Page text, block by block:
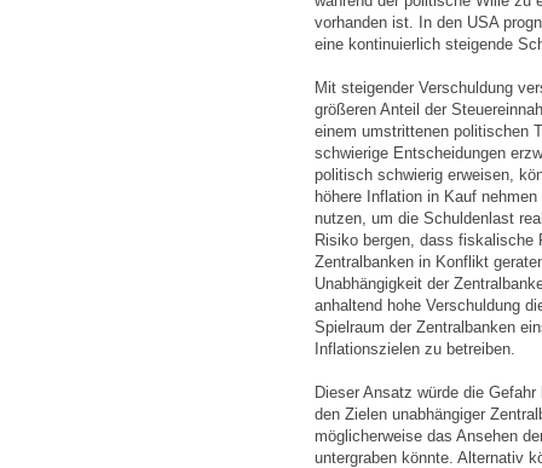
vorhanden ist. In den USA
eine kontinuierlich steigende
Mit steigender Verschuldung
größeren Anteil der
einem umstrittenen politischen
schwierige Entscheidungen
politisch schwierig erweisen,
höhere Inflation in Kauf
nutzen, um die Schuldenlast
Risiko bergen, dass fiskalische
Zentralbanken in Konflikt
Unabhängigkeit der
anhaltend hohe Verschuldung
Spielraum der Zentralbanken
Inflationszielen zu betreiben.
Dieser Ansatz würde die
den Zielen unabhängiger
möglicherweise das Ansehen
untergraben könnte. Alternativ